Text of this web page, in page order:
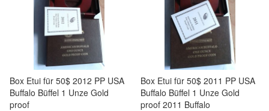
Box Etui für 50$ 2012 PP USA
Buffalo Büffel 1 Unze Gold
proof
Box Etui für 50$ 2011 PP USA
Buffalo Büffel 1 Unze Gold
proof 2011 Buffalo